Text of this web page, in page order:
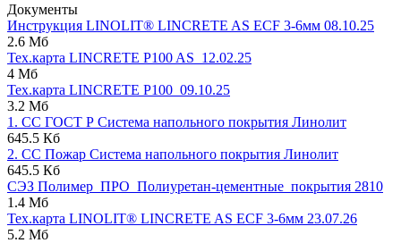
Документы
Инструкция LINOLIT® LINCRETE AS ECF 3-6мм 08.10.25
2.6 Мб
Тех.карта LINCRETE P100 AS_12.02.25
4 Мб
Тех.карта LINCRETE P100_09.10.25
3.2 Мб
1. СС ГОСТ Р Система напольного покрытия Линолит
645.5 Кб
2. СС Пожар Система напольного покрытия Линолит
645.5 Кб
СЭЗ Полимер_ПРО_Полиуретан-цементные_покрытия 2810
1.4 Мб
Тех.карта LINOLIT® LINCRETE AS ECF 3-6мм 23.07.26
5.2 Мб